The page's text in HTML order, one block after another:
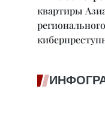
квартиры